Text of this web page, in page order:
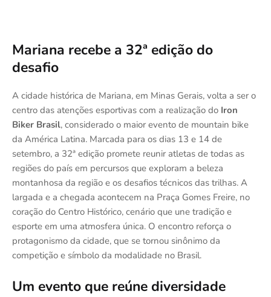
Mariana recebe a 32ª edição do
desafio
A cidade histórica de Mariana, em Minas Gerais, volta a ser o
centro das atenções esportivas com a realização do Iron
Biker Brasil, considerado o maior evento de mountain bike
da América Latina. Marcada para os dias 13 e 14 de
setembro, a 32ª edição promete reunir atletas de todas as
regiões do país em percursos que exploram a beleza
montanhosa da região e os desafios técnicos das trilhas. A
largada e a chegada acontecem na Praça Gomes Freire, no
coração do Centro Histórico, cenário que une tradição e
esporte em uma atmosfera única. O encontro reforça o
protagonismo da cidade, que se tornou sinônimo da
competição e símbolo da modalidade no Brasil.
Um evento que reúne diversidade